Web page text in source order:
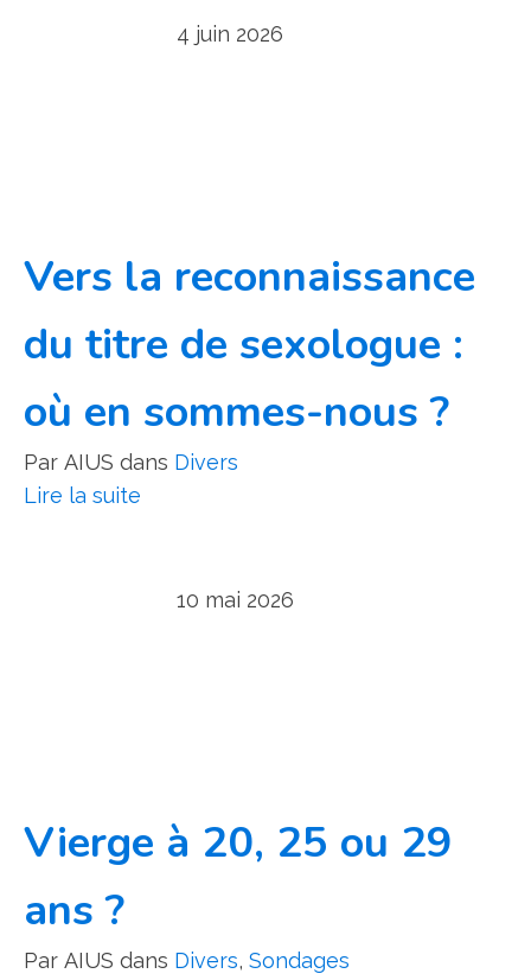
4 juin 2026
Vers la reconnaissance
du titre de sexologue :
où en sommes-nous ?
Par AIUS dans Divers
Lire la suite
10 mai 2026
Vierge à 20, 25 ou 29
ans ?
Par AIUS dans Divers, Sondages